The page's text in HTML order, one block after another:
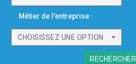
Métier de l'entreprise :
CHOISISSEZ UNE OPTION
RECHERCHER